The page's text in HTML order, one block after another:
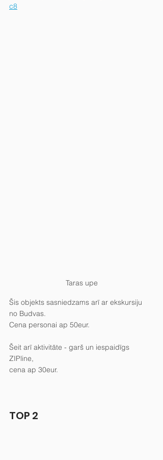
c8
Taras upe
Šis objekts sasniedzams arī ar ekskursiju
no Budvas.
Cena personai ap 50eur.
Šeit arī aktivitāte - garš un iespaidīgs
ZIPline,
cena ap 30eur.
TOP 2